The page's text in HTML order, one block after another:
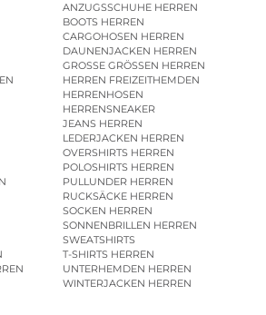
ANZUGSSCHUHE HERREN
BOOTS HERREN
CARGOHOSEN HERREN
DAUNENJACKEN HERREN
GROSSE GRÖSSEN HERREN
HERREN FREIZEITHEMDEN
HERRENHOSEN
HERRENSNEAKER
JEANS HERREN
LEDERJACKEN HERREN
OVERSHIRTS HERREN
POLOSHIRTS HERREN
PULLUNDER HERREN
RUCKSÄCKE HERREN
SOCKEN HERREN
SONNENBRILLEN HERREN
SWEATSHIRTS
T-SHIRTS HERREN
UNTERHEMDEN HERREN
WINTERJACKEN HERREN